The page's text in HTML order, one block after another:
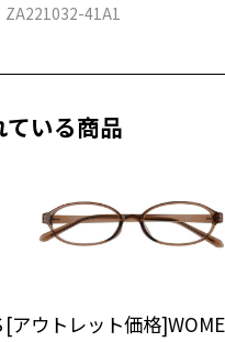
ト込みの重さ
いただけます（無料）。
てお使いください。
ド
ZA221032-41A1
いる商品
[アウトレット価格